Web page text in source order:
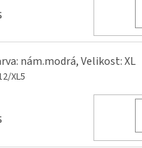
nám.modrá, Velikost: XL
XL5